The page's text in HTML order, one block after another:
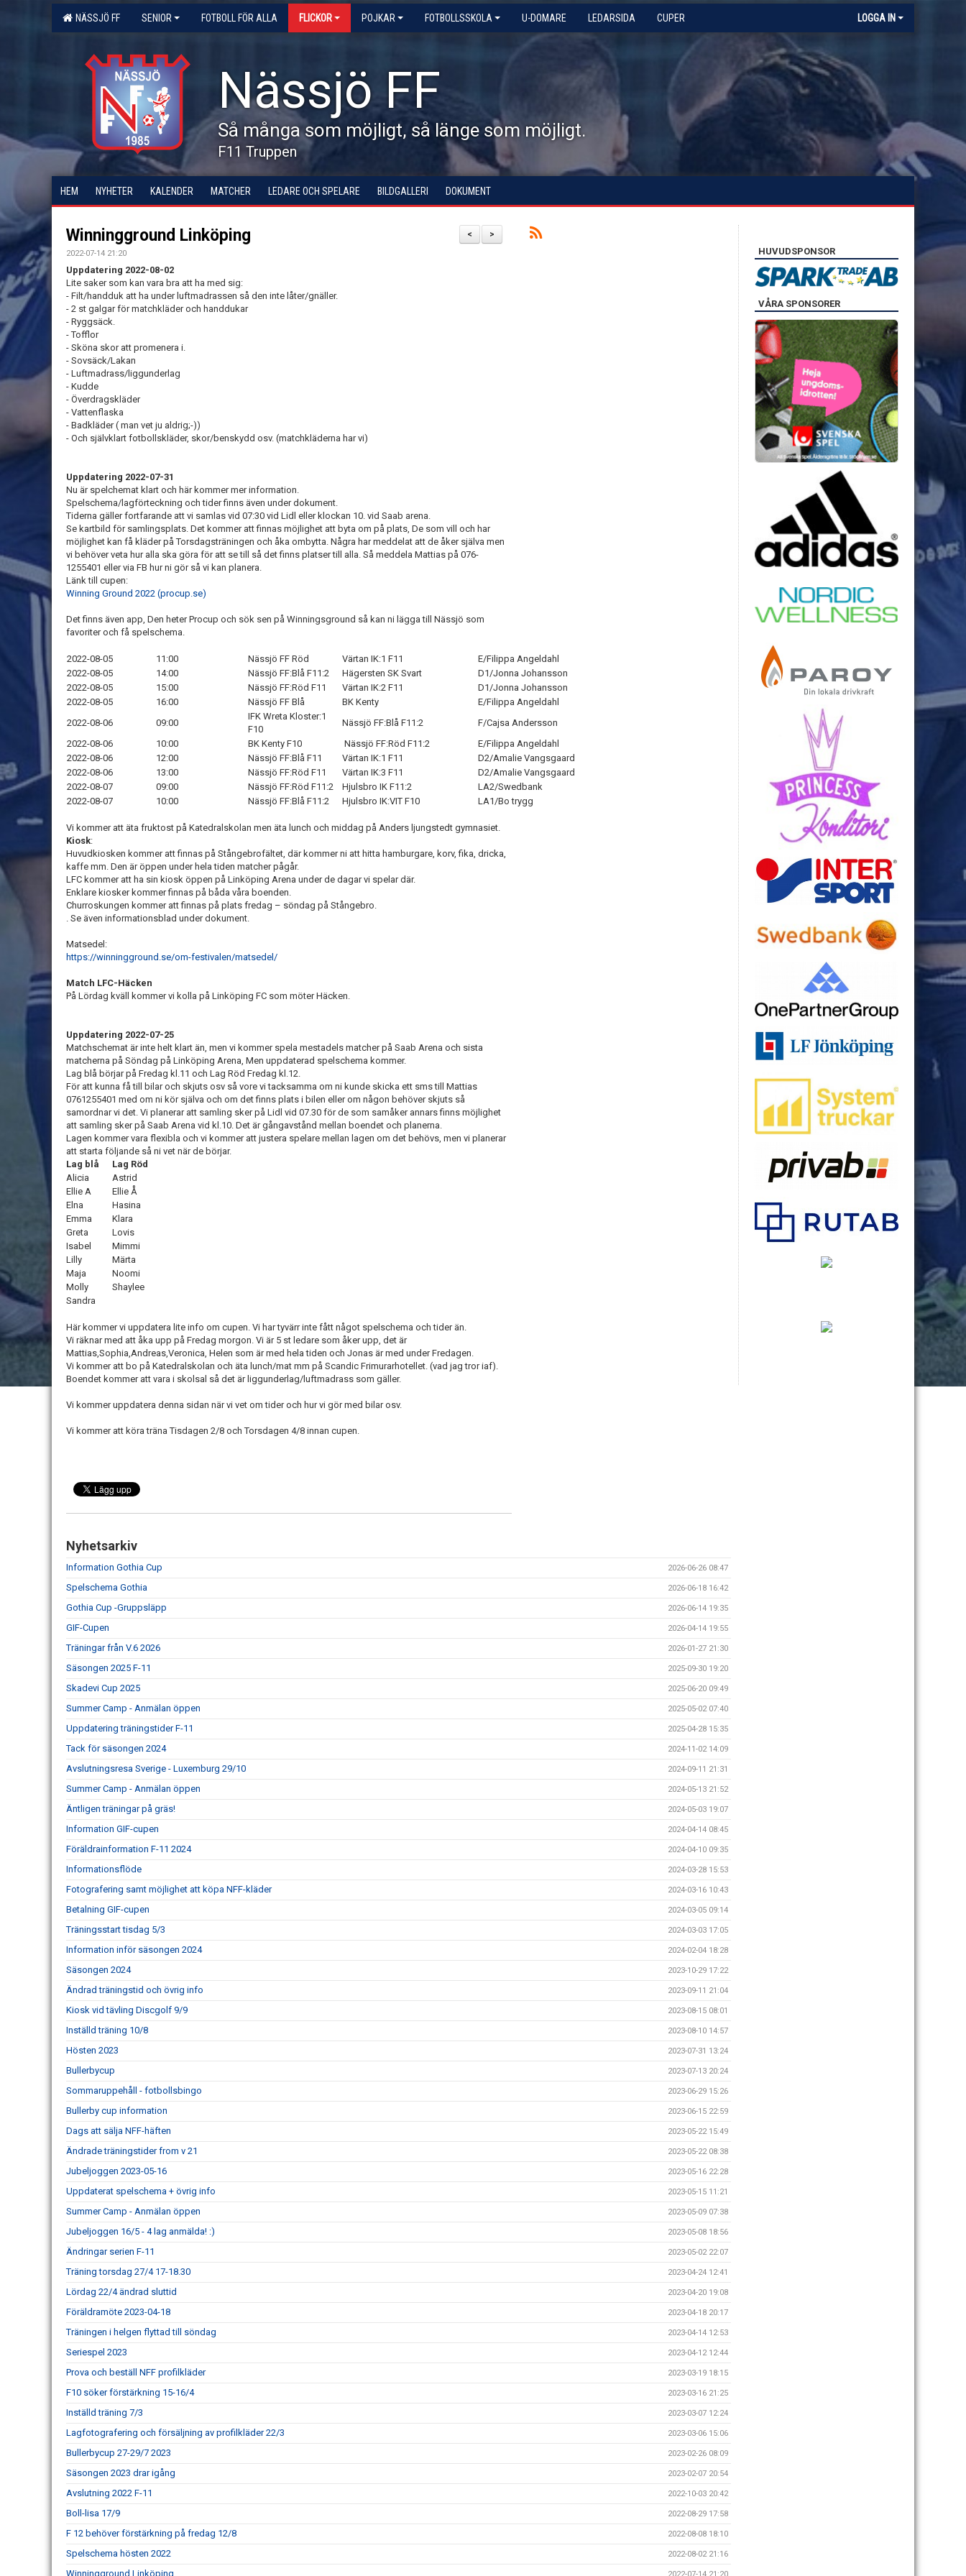
NÄSSJÖ FF SENIOR FOTBOLL FÖR ALLA FLICKOR POJKAR FOTBOLLSSKOLA U-DOMARE LEDARSIDA CUPER LOGGA IN
Nässjö FF
Så många som möjligt, så länge som möjligt.
F11 Truppen
HEM NYHETER KALENDER MATCHER LEDARE OCH SPELARE BILDGALLERI DOKUMENT
>
<
Winningground Linköping
2022-07-14 21:20
Uppdatering 2022-08-02
Lite saker som kan vara bra att ha med sig:
- Filt/handduk att ha under luftmadrassen så den inte låter/gnäller.
- 2 st galgar för matchkläder och handdukar
- Ryggsäck.
- Tofflor
- Sköna skor att promenera i.
- Sovsäck/Lakan
- Luftmadrass/liggunderlag
- Kudde
- Överdragskläder
- Vattenflaska
- Badkläder ( man vet ju aldrig;-))
- Och självklart fotbollskläder, skor/benskydd osv. (matchkläderna har vi)
Uppdatering 2022-07-31
Nu är spelchemat klart och här kommer mer information.
Spelschema/lagförteckning och tider finns även under dokument.
Tiderna gäller fortfarande att vi samlas vid 07:30 vid Lidl eller klockan 10. vid Saab arena.
Se kartbild för samlingsplats. Det kommer att finnas möjlighet att byta om på plats, De som vill och har
möjlighet kan få kläder på Torsdagsträningen och åka ombytta. Några har meddelat att de åker själva men
vi behöver veta hur alla ska göra för att se till så det finns platser till alla. Så meddela Mattias på 076-
1255401 eller via FB hur ni gör så vi kan planera.
Länk till cupen:
Winning Ground 2022 (procup.se)
Det finns även app, Den heter Procup och sök sen på Winningsground så kan ni lägga till Nässjö som
favoriter och få spelschema.
2022-08-05 11:00 Nässjö FF Röd Värtan IK:1 F11
E/Filippa Angeldahl
2022-08-05
14:00 Nässjö FF:Blå F11:2 Hägersten SK Svart
D1/Jonna Johansson
2022-08-05
15:00 Nässjö FF:Röd F11 Värtan IK:2 F11
D1/Jonna Johansson
2022-08-05
16:00 Nässjö FF Blå BK Kenty
E/Filippa Angeldahl
2022-08-06
09:00
IFK Wreta Kloster:1
F10
Nässjö FF:Blå F11:2
F/Cajsa Andersson
2022-08-06
10:00 BK Kenty F10 Nässjö FF:Röd F11:2
E/Filippa Angeldahl
2022-08-06
12:00 Nässjö FF:Blå F11 Värtan IK:1 F11
D2/Amalie Vangsgaard
2022-08-06
13:00 Nässjö FF:Röd F11 Värtan IK:3 F11
D2/Amalie Vangsgaard
2022-08-07
09:00 Nässjö FF:Röd F11:2 Hjulsbro IK F11:2
LA2/Swedbank
2022-08-07
10:00 Nässjö FF:Blå F11:2 Hjulsbro IK:VIT F10 LA1/Bo trygg
Vi kommer att äta fruktost på Katedralskolan men äta lunch och middag på Anders ljungstedt gymnasiet.
Kiosk:
Huvudkiosken kommer att finnas på Stångebrofältet, där kommer ni att hitta hamburgare, korv, fika, dricka,
kaffe mm. Den är öppen under hela tiden matcher pågår.
LFC kommer att ha sin kiosk öppen på Linköping Arena under de dagar vi spelar där.
Enklare kiosker kommer finnas på båda våra boenden.
Churroskungen kommer att finnas på plats fredag – söndag på Stångebro.
. Se även informationsblad under dokument.
Matsedel:
https://winningground.se/om-festivalen/matsedel/
Match LFC-Häcken
På Lördag kväll kommer vi kolla på Linköping FC som möter Häcken.
Uppdatering 2022-07-25
Matchschemat är inte helt klart än, men vi kommer spela mestadels matcher på Saab Arena och sista
matcherna på Söndag på Linköping Arena, Men uppdaterad spelschema kommer.
Lag blå börjar på Fredag kl.11 och Lag Röd Fredag kl.12.
För att kunna få till bilar och skjuts osv så vore vi tacksamma om ni kunde skicka ett sms till Mattias
0761255401 med om ni kör själva och om det finns plats i bilen eller om någon behöver skjuts så
samordnar vi det. Vi planerar att samling sker på Lidl vid 07.30 för de som samåker annars finns möjlighet
att samling sker på Saab Arena vid kl.10. Det är gångavstånd mellan boendet och planerna.
Lagen kommer vara flexibla och vi kommer att justera spelare mellan lagen om det behövs, men vi planerar
att starta följande så ni vet när de börjar.
Lag blå
Lag Röd
Alicia
Astrid
Ellie A
Ellie Å
Elna
Hasina
Emma
Klara
Greta
Lovis
Isabel
Mimmi
Lilly
Märta
Maja
Noomi
Molly
Shaylee
Sandra
Här kommer vi uppdatera lite info om cupen. Vi har tyvärr inte fått något spelschema och tider än.
Vi räknar med att åka upp på Fredag morgon. Vi är 5 st ledare som åker upp, det är
Mattias,Sophia,Andreas,Veronica, Helen som är med hela tiden och Jonas är med under Fredagen.
Vi kommer att bo på Katedralskolan och äta lunch/mat mm på Scandic Frimurarhotellet. (vad jag tror iaf).
Boendet kommer att vara i skolsal så det är liggunderlag/luftmadrass som gäller.
Vi kommer uppdatera denna sidan när vi vet om tider och hur vi gör med bilar osv.
Vi kommer att köra träna Tisdagen 2/8 och Torsdagen 4/8 innan cupen.
Nyhetsarkiv
Information Gothia Cup 2026-06-26 08:47
Spelschema Gothia 2026-06-18 16:42
Gothia Cup -Gruppsläpp 2026-06-14 19:35
GIF-Cupen 2026-04-14 19:55
Träningar från V.6 2026 2026-01-27 21:30
Säsongen 2025 F-11 2025-09-30 19:20
Skadevi Cup 2025 2025-06-20 09:49
Summer Camp - Anmälan öppen 2025-05-02 07:40
Uppdatering träningstider F-11 2025-04-28 15:35
Tack för säsongen 2024 2024-11-02 14:09
Avslutningsresa Sverige - Luxemburg 29/10 2024-09-11 21:31
Summer Camp - Anmälan öppen 2024-05-13 21:52
Äntligen träningar på gräs! 2024-05-03 19:07
Information GIF-cupen 2024-04-14 08:45
Föräldrainformation F-11 2024 2024-04-10 09:35
Informationsflöde 2024-03-28 15:53
Fotografering samt möjlighet att köpa NFF-kläder 2024-03-16 10:43
Betalning GIF-cupen 2024-03-05 09:14
Träningsstart tisdag 5/3 2024-03-03 17:05
Information inför säsongen 2024 2024-02-04 18:28
Säsongen 2024 2023-10-29 17:22
Ändrad träningstid och övrig info 2023-09-11 21:04
Kiosk vid tävling Discgolf 9/9 2023-08-15 08:01
Inställd träning 10/8 2023-08-10 14:57
Hösten 2023 2023-07-31 13:24
Bullerbycup 2023-07-13 20:24
Sommaruppehåll - fotbollsbingo 2023-06-29 15:26
Bullerby cup information 2023-06-15 22:59
Dags att sälja NFF-häften 2023-05-22 15:49
Ändrade träningstider from v 21 2023-05-22 08:38
Jubeljoggen 2023-05-16 2023-05-16 22:28
Uppdaterat spelschema + övrig info 2023-05-15 11:21
Summer Camp - Anmälan öppen 2023-05-09 07:38
Jubeljoggen 16/5 - 4 lag anmälda! :) 2023-05-08 18:56
Ändringar serien F-11 2023-05-02 22:07
Träning torsdag 27/4 17-18.30 2023-04-24 12:41
Lördag 22/4 ändrad sluttid 2023-04-20 19:08
Föräldramöte 2023-04-18 2023-04-18 20:17
Träningen i helgen flyttad till söndag 2023-04-14 12:53
Seriespel 2023 2023-04-12 12:44
Prova och beställ NFF profilkläder 2023-03-19 18:15
F10 söker förstärkning 15-16/4 2023-03-16 21:25
Inställd träning 7/3 2023-03-07 12:24
Lagfotografering och försäljning av profilkläder 22/3 2023-03-06 15:06
Bullerbycup 27-29/7 2023 2023-02-26 08:09
Säsongen 2023 drar igång 2023-02-07 20:54
Avslutning 2022 F-11 2022-10-03 20:42
Boll-lisa 17/9 2022-08-29 17:58
F 12 behöver förstärkning på fredag 12/8 2022-08-08 18:10
Spelschema hösten 2022 2022-08-02 21:16
Winningground Linköping
HUVUDSPONSOR
VÅRA SPONSORER